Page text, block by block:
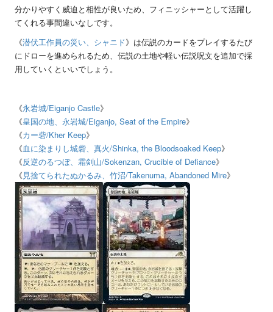
分かりやすく威迫と相性が良いため、フィニッシャーとして活躍し
てくれる事間違いなしです。
《潜伏工作員の災い、シャニド》は伝説のカードをプレイするたび
にドローを進められるため、伝説の土地や軽い伝説呪文を追加で採
用していくといいでしょう。
《永岩城/Eiganjo Castle》
《皇国の地、永岩城/Eiganjo, Seat of the Empire》
《カー砦/Kher Keep》
《血に染まりし城砦、真火/Shinka, the Bloodsoaked Keep》
《反逆のるつぼ、霜剣山/Sokenzan, Crucible of Defiance》
《見捨てられたぬかるみ、竹沼/Takenuma, Abandoned Mire》